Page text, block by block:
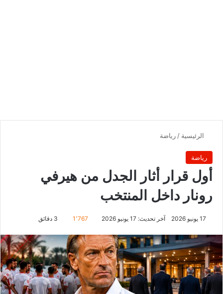
الرئيسية / رياضة
رياضة
أول قرار أثار الجدل من هيرفي
رونار داخل المنتخب
17 يونيو 2026 آخر تحديث: 17 يونيو 2026 1٬767